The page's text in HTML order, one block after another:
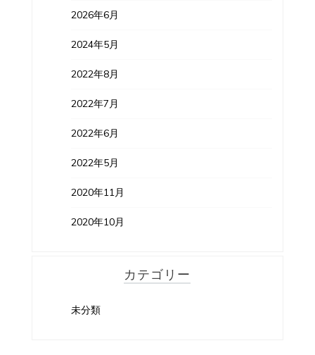
2026年6月
2024年5月
2022年8月
2022年7月
2022年6月
2022年5月
2020年11月
2020年10月
カテゴリー
未分類